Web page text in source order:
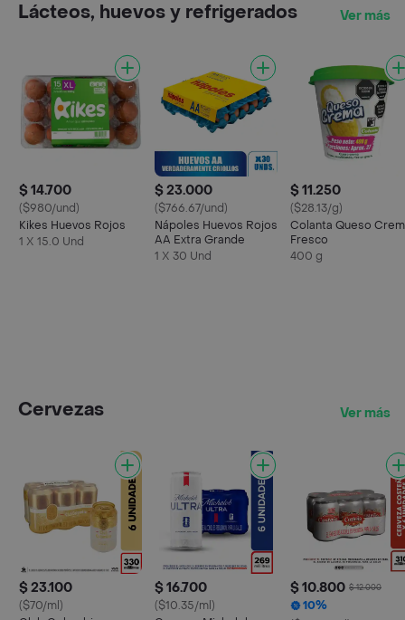
Lácteos, huevos y refrigerados Ver más
$ 14.700
($980/und)
Kikes Huevos Rojos
1 X 15.0 Und
$ 23.000
($766.67/und)
Nápoles Huevos Rojos
AA Extra Grande
1 X 30 Und
$ 11.250
($28.13/g)
Colanta Queso
Fresco
400 g
Cervezas Ver más
$ 23.100
($70/ml)
$ 16.700
($10.35/ml)
$ 10.800 $ 12.000
10%